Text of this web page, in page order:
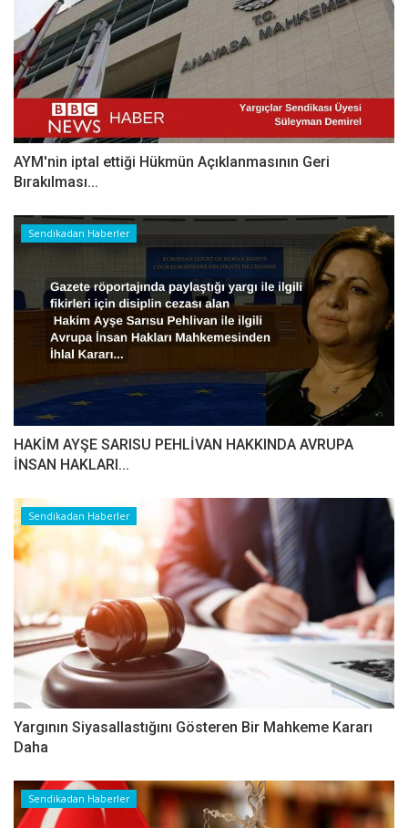
AYM'nin iptal ettiği Hükmün Açıklanmasının Geri
Bırakılması...
Sendikadan Haberler
HAKİM AYŞE SARISU PEHLİVAN HAKKINDA AVRUPA
İNSAN HAKLARI...
Sendikadan Haberler
Yargının Siyasallastığını Gösteren Bir Mahkeme Kararı
Daha
Sendikadan Haberler